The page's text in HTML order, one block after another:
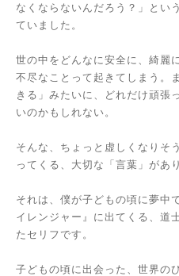
なくならないんだろう？」とい
ていました。
世の中をどんなに安全に、綺麗
不尽なことって起きてしまう。
きる」みたいに、どれだけ頑張
いのかもしれない。
そんな、ちょっと虚しくなりそ
ってくる、大切な「言葉」があ
それは、僕が子どもの頃に夢中
イレンジャー』に出てくる、道
たセリフです。
子どもの頃に出会った、世界の